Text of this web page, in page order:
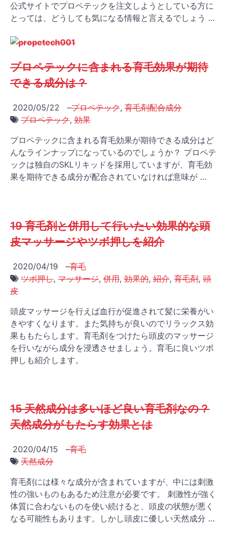
公式サイトでプロペテックを注文しようとしている方に
とっては、どうしても気になる情報と言えるでしょう …
プロペテックに含まれる育毛効果が期待
できる成分は？
2020/05/22 –プロペテック, 育毛剤配合成分
プロペテック, 効果
プロペテックに含まれる育毛効果が期待できる成分はど
んなラインナップになっているのでしょうか？ プロペテ
ックは独自のSKLリキッドを採用していますが、育毛効
果を期待できる成分が配合されていなければ意味が …
19 育毛剤と併用して行いたい効果的な頭
皮マッサージやツボ押しを紹介
2020/04/19 –育毛
ツボ押し, マッサージ, 併用, 効果的, 紹介, 育毛剤, 頭
皮
頭皮マッサージを行えば血行が促進されて髪に栄養がい
きやすくなります。また気持ちが良いのでリラックス効
果ももたらします。育毛剤をつけたら頭皮のマッサージ
を行いながら成分を浸透させましょう。育毛に良いツボ
押しも紹介します。
15 天然成分は多いほど良い育毛剤なの？
天然成分がもたらす効果とは
2020/04/15 –育毛
天然成分
育毛剤には様々な成分が含まれていますが、中には刺激
性の強いものもあるため注意が必要です。 刺激性が強く
体質に合わないものを使い続けると、頭皮の状態が悪く
なる可能性もあります。しかし頭皮に優しい天然成分 …